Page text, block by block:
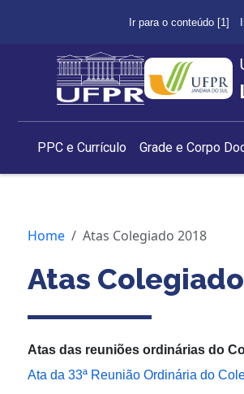
Ir para o conteúdo [1]
PPC e Currículo Grade e Corpo
Home Atas Colegiado 2018
Atas
Atas das reuniões ordinárias do
Ata da 33ª Reunião Ordinária do